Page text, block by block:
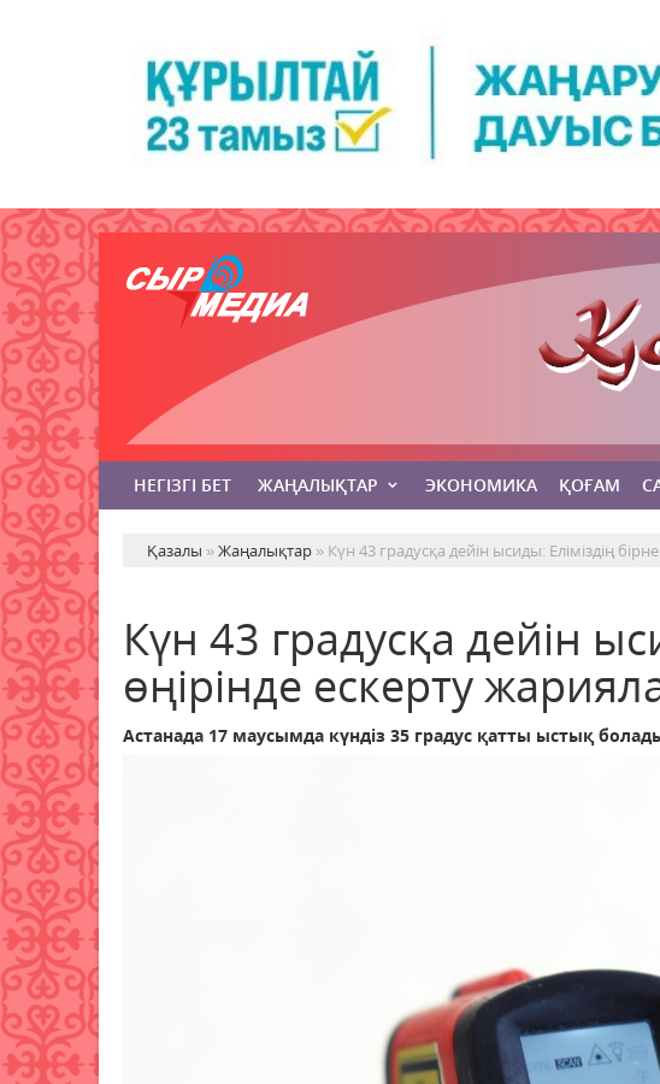
НЕГІЗГІ БЕТ ЖАҢАЛЫҚТАР ЭКОНОМИКА ҚОҒАМ
Қазалы »Жаңалықтар » Күн 43 градусқа дейін ысиды: Еліміздің
Күн 43 градусқа дейін
өңірінде ескерту
Астанада 17 маусымда күндіз 35 градус қатты ыстық